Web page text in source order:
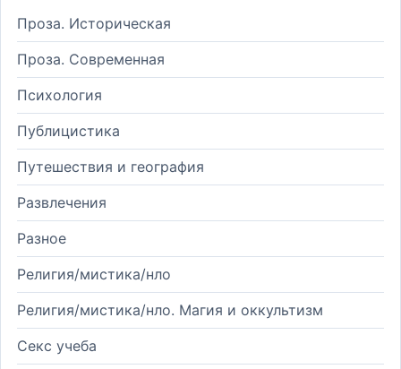
Проза. Историческая
Проза. Современная
Психология
Публицистика
Путешествия и география
Развлечения
Разное
Религия/мистика/нло
Религия/мистика/нло. Магия и оккультизм
Секс учеба